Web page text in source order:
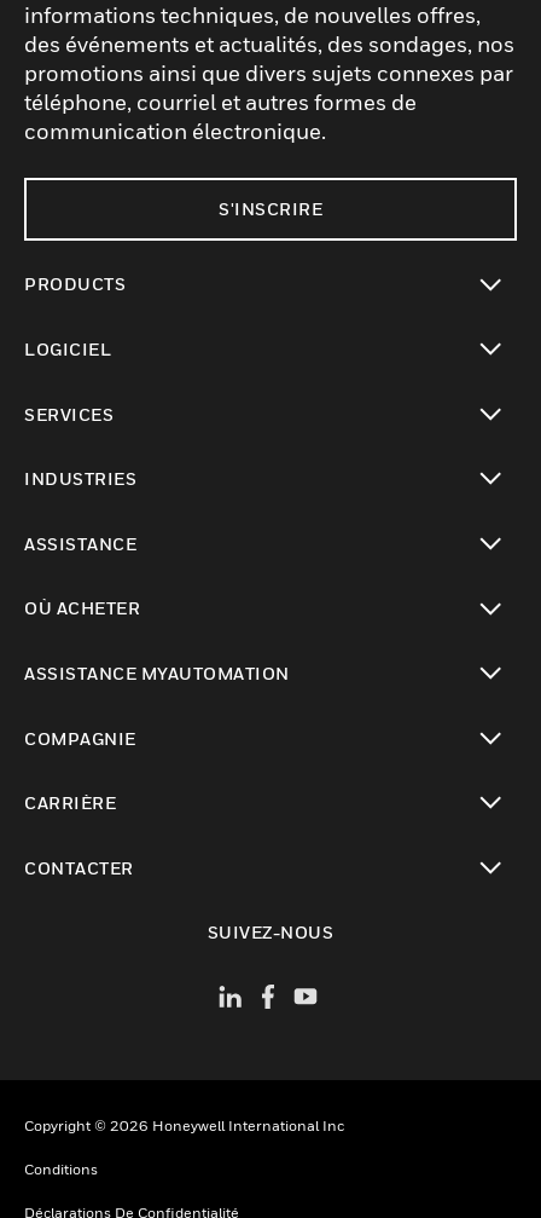
informations techniques, de nouvelles offres,
des événements et actualités, des sondages, nos
promotions ainsi que divers sujets connexes par
téléphone, courriel et autres formes de
communication électronique.
S'INSCRIRE
PRODUCTS
LOGICIEL
SERVICES
INDUSTRIES
ASSISTANCE
OÙ ACHETER
ASSISTANCE MYAUTOMATION
COMPAGNIE
CARRIÈRE
CONTACTER
SUIVEZ-NOUS
Copyright © 2026 Honeywell International Inc
Conditions
Déclarations De Confidentialité